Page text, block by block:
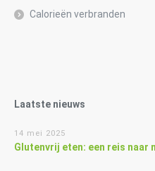
Calorieën verbranden
Laatste nieuws
14 mei 2025
Glutenvrij eten: een reis naar